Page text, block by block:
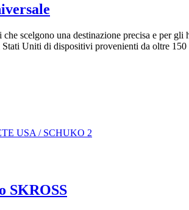
scelgono una destinazione precisa e per
Uniti di dispositivi provenienti da oltre 150
SKROSS